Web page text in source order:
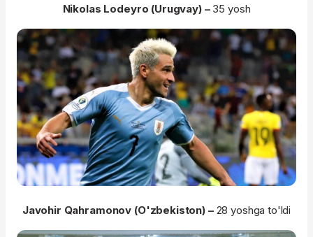
Nikolas Lodeyro (Urugvay) –35 yosh
Javohir Qahramonov (O'zbekiston) –28 yoshga to'ldi